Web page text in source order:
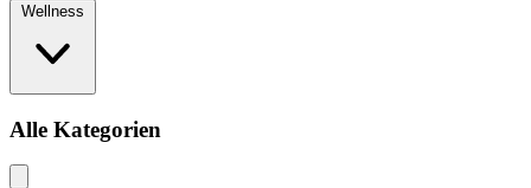
Wellness
Alle Kategorien